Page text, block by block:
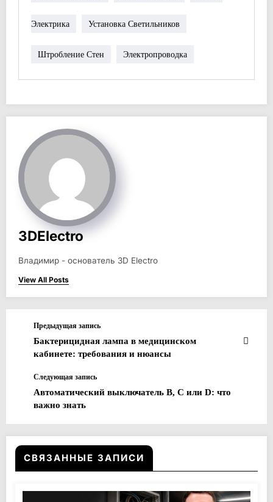
Электрика Установка Светильников
Штробление Стен Электропроводка
3DElectro
Владимир - основатель 3D Electro
View All Posts
Предыдущая запись
Бактерицидная лампа в медицинском
кабинете: требования и нюансы
Следующая запись
Автоматический выключатель B, C или D: что
важно знать
СВЯЗАННЫЕ ЗАПИСИ